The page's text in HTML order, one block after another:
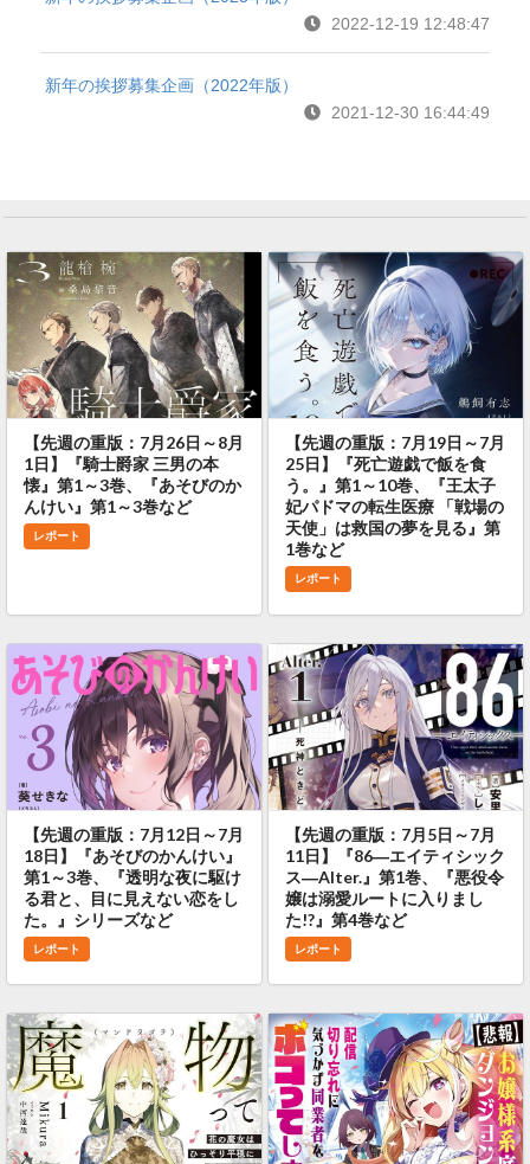
2022-12-19 12:48:47
新年の挨拶募集企画（2022年版）
2021-12-30 16:44:49
【先週の重版：7月26日～8月
1日】『騎士爵家 三男の本
懐』第1～3巻、『あそびのか
んけい』第1～3巻など
レポート
【先週の重版：7月19日～7月
25日】『死亡遊戯で飯を食
う。』第1～10巻、『王太子
妃パドマの転生医療 「戦場の
天使」は救国の夢を見る』第
1巻など
レポート
【先週の重版：7月12日～7月
18日】『あそびのかんけい』
第1～3巻、『透明な夜に駆け
る君と、目に見えない恋をし
た。』シリーズなど
レポート
【先週の重版：7月5日～7月
11日】『86―エイティシック
ス―Alter.』第1巻、『悪役令
嬢は溺愛ルートに入りまし
た!?』第4巻など
レポート